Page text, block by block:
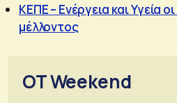
ΚΕΠΕ – Ενέργεια και Υγεία
μέλλοντος
OT Weekend